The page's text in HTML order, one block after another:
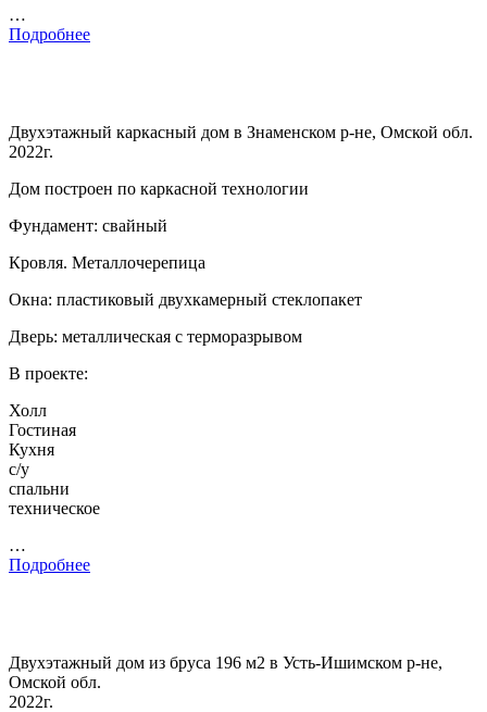
…
Подробнее
Двухэтажный каркасный дом в Знаменском р-не, Омской обл.
2022г.
Дом построен по каркасной технологии
Фундамент: свайный
Кровля. Металлочерепица
Окна: пластиковый двухкамерный стеклопакет
Дверь: металлическая с терморазрывом
В проекте:
Холл
Гостиная
Кухня
с/у
спальни
техническое
…
Подробнее
Двухэтажный дом из бруса 196 м2 в Усть-Ишимском р-не,
Омской обл.
2022г.